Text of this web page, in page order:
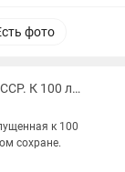
фото
Монета один рубль СССР. К 100 летию Ленина.
к 100
сохране.